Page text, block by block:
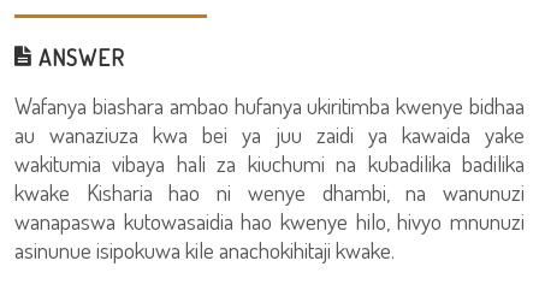
ANSWER
Wafanya biashara ambao hufanya ukiritimba kwenye bidhaa
au wanaziuza kwa bei ya juu zaidi ya kawaida yake
wakitumia vibaya hali za kiuchumi na kubadilika badilika
kwake Kisharia hao ni wenye dhambi, na wanunuzi
wanapaswa kutowasaidia hao kwenye hilo, hivyo mnunuzi
asinunue isipokuwa kile anachokihitaji kwake.